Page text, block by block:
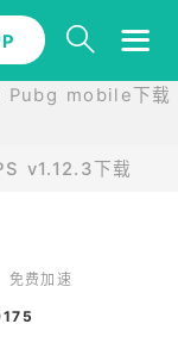
Pubg mobile下载
v1.12.3下载
免费加速